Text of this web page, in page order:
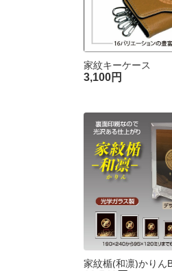
家紋キーケース
3,100円